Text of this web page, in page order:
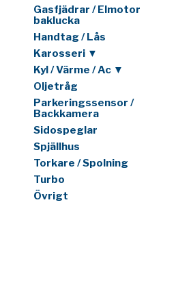
Gasfjädrar / Elmotor
baklucka
Handtag / Lås
Karosseri ▼
Kyl / Värme / Ac ▼
Oljetråg
Parkeringssensor /
Backkamera
Sidospeglar
Spjällhus
Torkare / Spolning
Turbo
Övrigt